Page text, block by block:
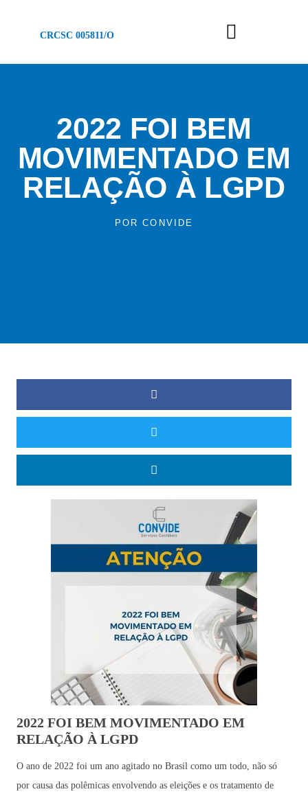
CRCSC 005811/O
2022 FOI BEM
MOVIMENTADO EM
RELAÇÃO À LGPD
POR CONVIDE
2022 FOI BEM MOVIMENTADO EM
RELAÇÃO À LGPD
O ano de 2022 foi um ano agitado no Brasil como um todo, não só
por causa das polêmicas envolvendo as eleições e os tratamento de